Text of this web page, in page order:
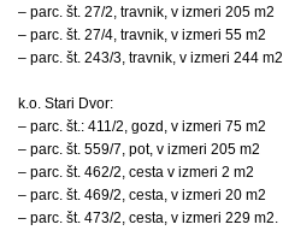
– parc. št. 27/2, travnik, v izmeri 205 m2
– parc. št. 27/4, travnik, v izmeri 55 m2
– parc. št. 243/3, travnik, v izmeri 244 m2
k.o. Stari Dvor:
– parc. št.: 411/2, gozd, v izmeri 75 m2
– parc. št. 559/7, pot, v izmeri 205 m2
– parc. št. 462/2, cesta v izmeri 2 m2
– parc. št. 469/2, cesta, v izmeri 20 m2
– parc. št. 473/2, cesta, v izmeri 229 m2.